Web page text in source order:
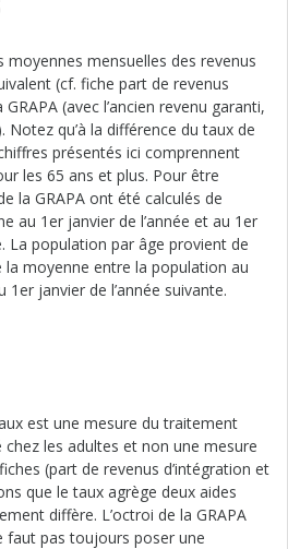
moyennes mensuelles des revenus
(cf. fiche part de revenus
(avec l’ancien revenu garanti,
Notez qu’à la différence du taux de
présentés ici comprennent
les 65 ans et plus. Pour être
la GRAPA ont été calculés de
au 1er janvier de l’année et au 1er
La population par âge provient de
la moyenne entre la population au
1er janvier de l’année suivante.
est une mesure du traitement
les adultes et non une mesure
(part de revenus d’intégration et
que le taux agrège deux aides
diffère. L’octroi de la GRAPA
faut pas toujours poser une